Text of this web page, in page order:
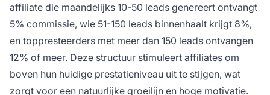
affiliate die maandelijks 10-50 leads genereert ontvangt
5% commissie, wie 51-150 leads binnenhaalt krijgt 8%,
en toppresteerders met meer dan 150 leads ontvangen
12% of meer. Deze structuur stimuleert affiliates om
boven hun huidige prestatieniveau uit te stijgen, wat
zorgt voor een natuurlijke groeilijn en hoge motivatie.